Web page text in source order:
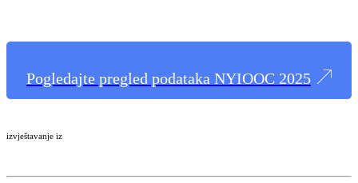
Pogledajte pregled podataka NYIOOC 2025
izvještavanje iz